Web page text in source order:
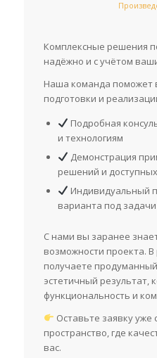
Комплексные решения
надёжно и с учётом
Наша команда поможет
подготовки и
Подробная
и технологиям
Демонстрация
решений и
Индивидуальный
варианта под
С нами вы заранее
возможности проекта.
получаете
эстетичный результат,
функциональность и
Оставьте заявку уже
пространство, где
вас.